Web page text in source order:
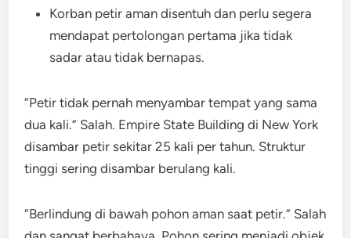
Korban petir aman disentuh dan perlu segera
mendapat pertolongan pertama jika tidak
sadar atau tidak bernapas.
“Petir tidak pernah menyambar tempat yang sama
dua kali.” Salah. Empire State Building di New York
disambar petir sekitar 25 kali per tahun. Struktur
tinggi sering disambar berulang kali.
“Berlindung di bawah pohon aman saat petir.” Salah